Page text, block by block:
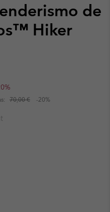
de
Hiker
70,00 € -20%